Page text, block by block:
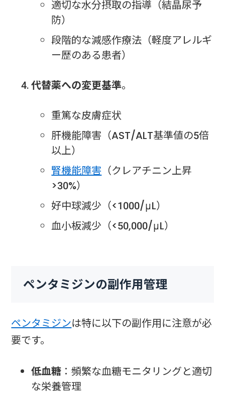
適切な水分摂取の指導（結晶尿予
防）
段階的な減感作療法（軽度アレルギ
ー歴のある患者）
代替薬への変更基準。
重篤な皮膚症状
肝機能障害（AST/ALT基準値の5倍
以上）
腎機能障害 （クレアチニン上昇
>30%）
好中球減少（<1000/μL）
血小板減少（<50,000/μL）
ペンタミジンの副作用管理
ペンタミジンは特に以下の副作用に注意が必
要です。
低血糖 ：頻繁な血糖モニタリングと適切
な栄養管理